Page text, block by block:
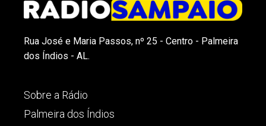
Rua José e Maria Passos, nº 25 - Centro - Palmeira
dos Índios - AL.
Sobre a Rádio
Palmeira dos Índios